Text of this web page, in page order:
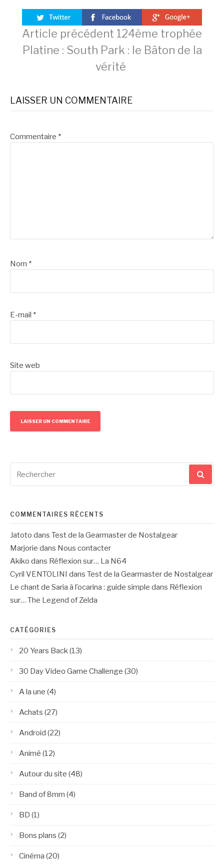
Lire
suite
Article précédent 124ème trophée
Platine : South Park : le Bâton de la
vérité
LAISSER UN COMMENTAIRE
Commentaire *
Nom *
E-mail *
Site web
pour
COMMENTAIRES RÉCENTS
Jatoto dans Test de la Gearmaster de Nostalgear
Marjorie dans Nous contacter
Akiko dans Réflexion sur… La N64
Cyril VENTOLINI
dans Test de la Gearmaster de Nostalgear
Le chant de Saria à l’ocarina : guide simple dans Réflexion
sur… The Legend of Zelda
CATÉGORIES
20 Years Back(13)
30 Day Video Game Challenge (30)
A la une (4)
Achats (27)
Android (22)
Animé (12)
Autour du site (48)
Band of 8mm (4)
BD (1)
Bons plans (2)
Cinéma (20)